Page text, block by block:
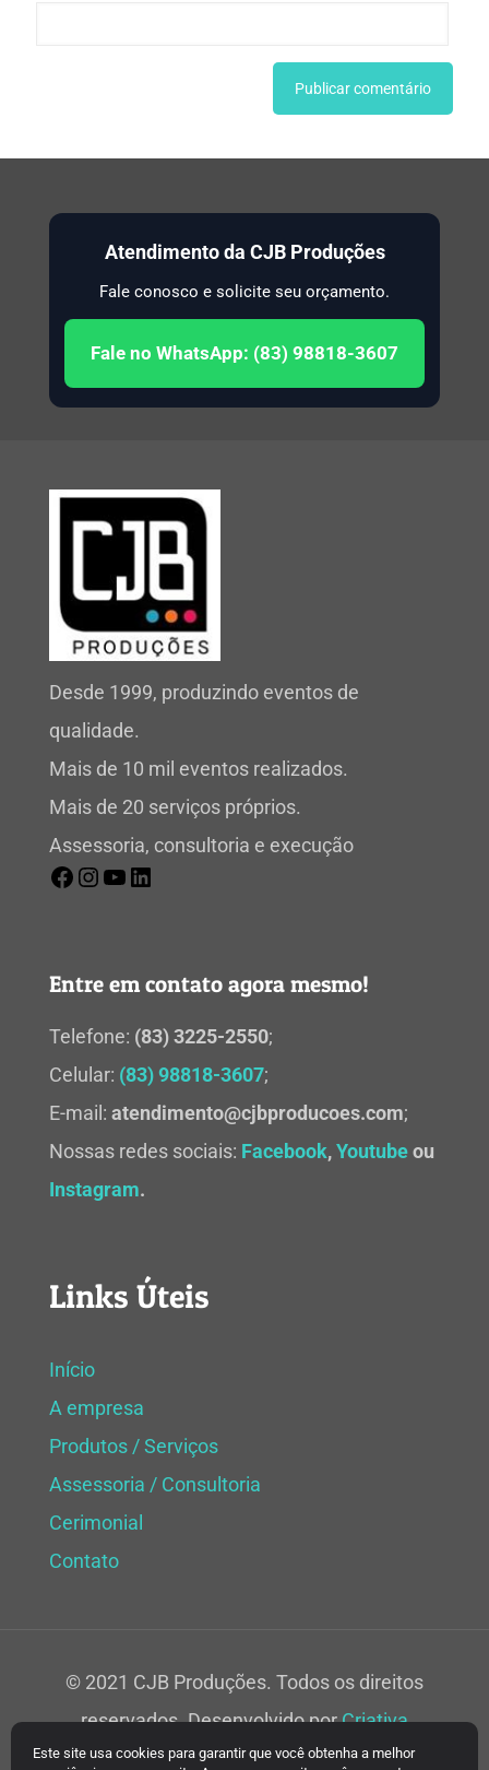
Este site usa cookies para garantir que você obtenha a melhor
Atendimento da CJB Produções
Fale conosco e solicite seu orçamento.
Fale no WhatsApp: (83) 98818-3607
Desde 1999, produzindo eventos de
qualidade.
Mais de 10 mil eventos realizados.
Mais de 20 serviços próprios.
Assessoria, consultoria e execução
Entre em contato agora mesmo!
Telefone: (83) 3225-2550;
Celular: (83) 98818-3607;
E-mail: atendimento@cjbproducoes.com;
Nossas redes sociais: Facebook,Youtubeou
Instagram.
Links Úteis
Início
A empresa
Produtos / Serviços
Assessoria / Consultoria
Cerimonial
Contato
© 2021 CJB Produções. Todos os direitos
reservados. Desenvolvido porCriativa
Soluções Web.